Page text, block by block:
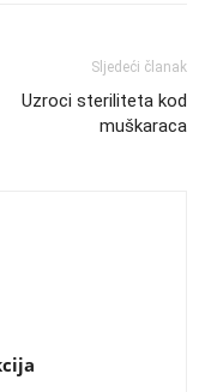
Sljedeći članak
Uzroci steriliteta kod
muškaraca